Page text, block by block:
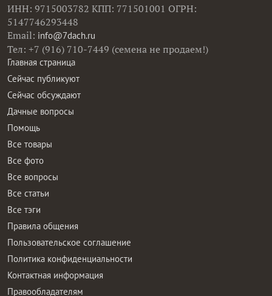
ИНН: 9715003782 КПП: 771501001 ОГРН:
5147746293448
Email: info@7dach.ru
Тел: +7 (916) 710-7449 (семена не продаем!)
Главная страница
Сейчас публикуют
Сейчас обсуждают
Дачные вопросы
Помощь
Все товары
Все фото
Все вопросы
Все статьи
Все тэги
Правила общения
Пользовательское соглашение
Политика конфиденциальности
Контактная информация
Правообладателям